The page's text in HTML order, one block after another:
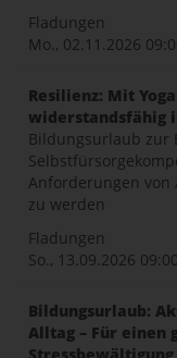
Fladungen
Mo., 02.11.2026
Resilienz: Mit
widerstandsfähig
Bildungsurlaub zur
Anforderungen von
zu werden
Fladungen
So., 13.09.2026
Bildungsurlaub:
Alltag – Für einen